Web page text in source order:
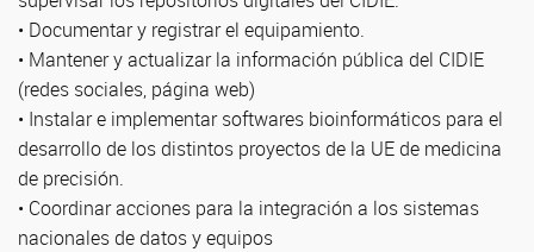
• Documentar y registrar el equipamiento.
• Mantener y actualizar la información pública del CIDIE
(redes sociales, página web)
• Instalar e implementar softwares bioinformáticos para el
desarrollo de los distintos proyectos de la UE de medicina
de precisión.
• Coordinar acciones para la integración a los sistemas
nacionales de datos y equipos